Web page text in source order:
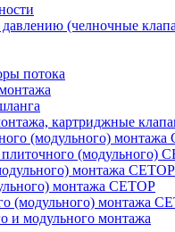
давлению (челночные
потока
картриджные
(модульного) монтажa
(модульного)
монтажа CETOP
монтажа CETOP
(модульного) монтажа
и модульного монтажа